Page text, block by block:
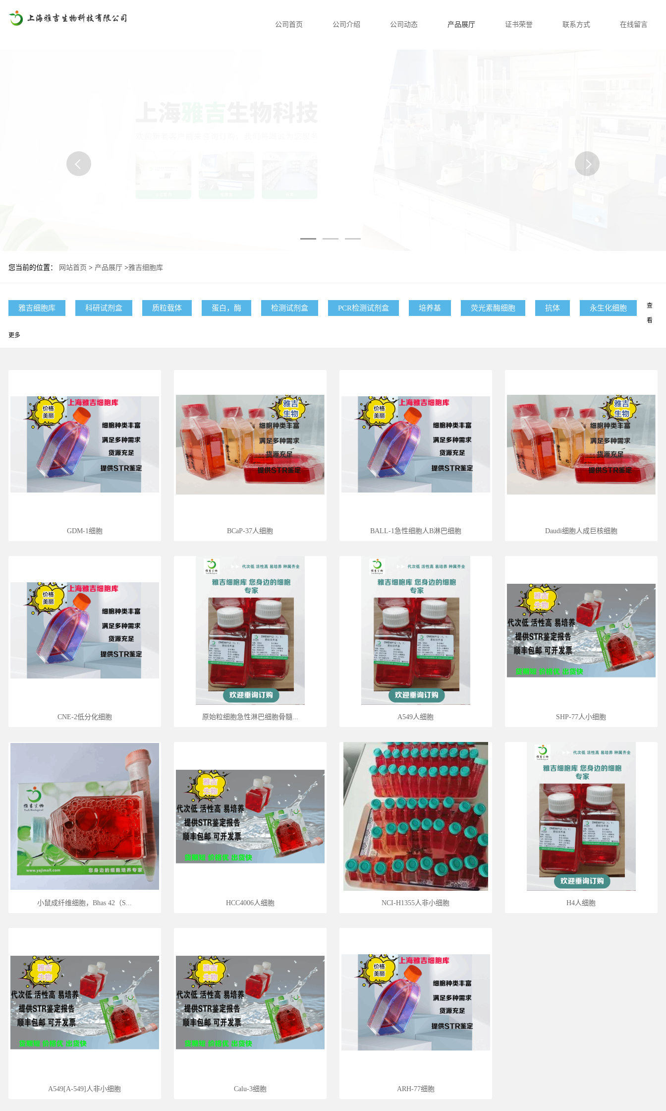
公司首页 公司介绍 公司动态 产品展厅 证书荣誉 联系方式 在线留言
您当前的位置： 网站首页 > 产品展厅 >雅吉细胞库
雅吉细胞库 科研试剂盒 质粒载体 蛋白，酶 检测试剂盒 PCR检测试剂盒 培养基 荧光素酶细胞 抗体 永生化细胞 查
看
更多
GDM-1细胞 BCaP-37人细胞 BALL-1急性细胞人B淋巴细胞 Daudi细胞人成巨核细胞
CNE-2低分化细胞 原始粒细胞急性淋巴细胞骨髓... A549人细胞 SHP-77人小细胞
小鼠成纤维细胞，Bhas 42（S... HCC4006人细胞 NCI-H1355人非小细胞 H4人细胞
A549[A-549]人非小细胞 Calu-3细胞 ARH-77细胞